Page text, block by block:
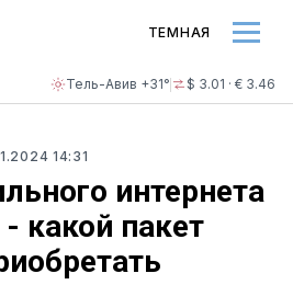
Тель-Авив +31° $ 3.01 · € 3.46
ТЕМНАЯ
14:31
интернета
какой пакет